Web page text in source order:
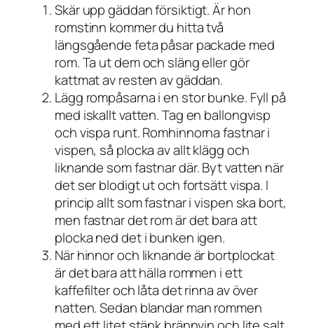
Skär upp gäddan försiktigt. Är hon
romstinn kommer du hitta två
längsgående feta påsar packade med
rom. Ta ut dem och släng eller gör
kattmat av resten av gäddan.
Lägg rompåsarna i en stor bunke. Fyll på
med iskallt vatten. Tag en ballongvisp
och vispa runt. Romhinnorna fastnar i
vispen, så plocka av allt klägg och
liknande som fastnar där. Byt vatten när
det ser blodigt ut och fortsätt vispa. I
princip allt som fastnar i vispen ska bort,
men fastnar det rom är det bara att
plocka ned det i bunken igen.
När hinnor och liknande är bortplockat
är det bara att hälla rommen i ett
kaffefilter och låta det rinna av över
natten. Sedan blandar man rommen